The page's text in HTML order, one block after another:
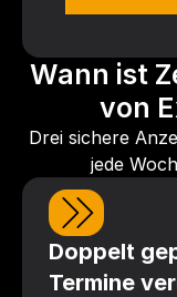
Wann ist
von
Drei sichere
jede
Doppelt
Termine